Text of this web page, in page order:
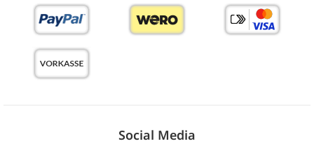
Social Media